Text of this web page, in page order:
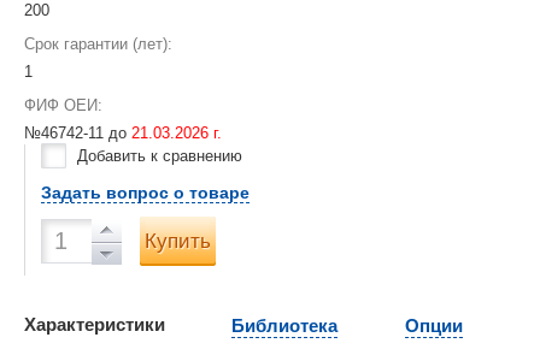
200
Срок гарантии (лет):
1
ФИФ ОЕИ:
№46742-11 до 21.03.2026 г.
Добавить к сравнению
Задать вопрос о товаре
Купить
Характеристики Библиотека Опции